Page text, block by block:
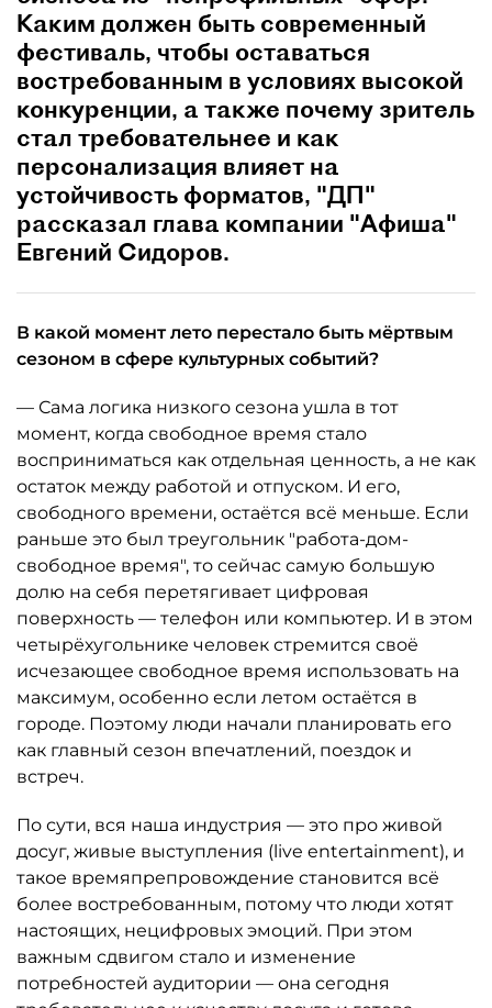
Каким должен быть современный
фестиваль, чтобы оставаться
востребованным в условиях высокой
конкуренции, а также почему зритель
стал требовательнее и как
персонализация влияет на
устойчивость форматов, "ДП"
рассказал глава компании "Афиша"
Евгений Сидоров.
В какой момент лето перестало быть мёртвым
сезоном в сфере культурных событий?
— Сама логика низкого сезона ушла в тот
момент, когда свободное время стало
восприниматься как отдельная ценность, а не как
остаток между работой и отпуском. И его,
свободного времени, остаётся всё меньше. Если
раньше это был треугольник "работа-дом-
свободное время", то сейчас самую большую
долю на себя перетягивает цифровая
поверхность — телефон или компьютер. И в этом
четырёхугольнике человек стремится своё
исчезающее свободное время использовать на
максимум, особенно если летом остаётся в
городе. Поэтому люди начали планировать его
как главный сезон впечатлений, поездок и
встреч.
По сути, вся наша индустрия — это про живой
досуг, живые выступления (live entertainment), и
такое времяпрепровождение становится всё
более востребованным, потому что люди хотят
настоящих, нецифровых эмоций. При этом
важным сдвигом стало и изменение
потребностей аудитории — она сегодня